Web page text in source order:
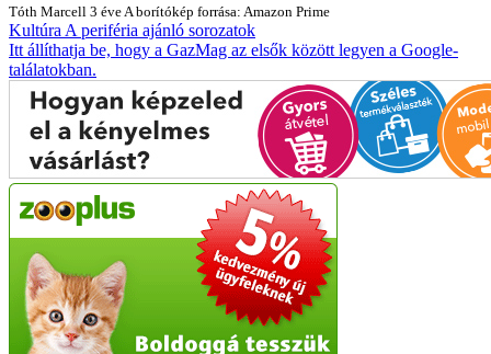
Tóth Marcell 3 éve A borítókép forrása: Amazon Prime
Kultúra A periféria ajánló sorozatok
Itt állíthatja be, hogy a GazMag az elsők között legyen a Google-
találatokban.